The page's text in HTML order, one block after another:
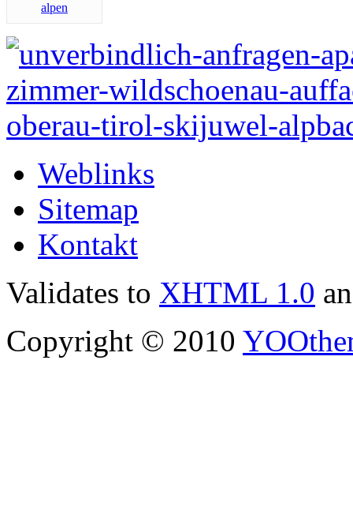
Weblinks
Sitemap
Kontakt
Validates to XHTML 1.0
Copyright © 2010